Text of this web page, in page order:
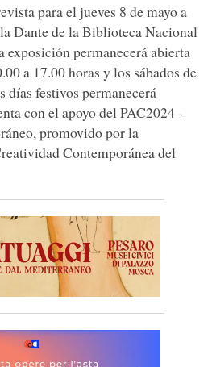
para el jueves 8 de mayo a
Dante de la Biblioteca Nacional
exposición permanecerá abierta
a 17.00 horas y los sábados de
días festivos permanecerá
con el apoyo del PAC2024 -
promovido por la
Contemporánea del